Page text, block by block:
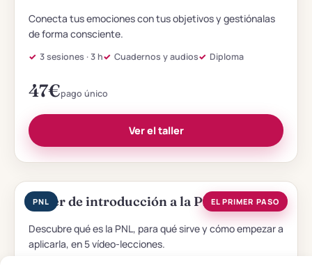
Conecta tus emociones con tus objetivos y gestiónalas
de forma consciente.
3 sesiones · 3 h Cuadernos y audios Diploma
47€pago único
Ver el taller
PNL EL PRIMER PASO
Taller de introducción a la PNL
Descubre qué es la PNL, para qué sirve y cómo empezar a
aplicarla, en 5 vídeo-lecciones.